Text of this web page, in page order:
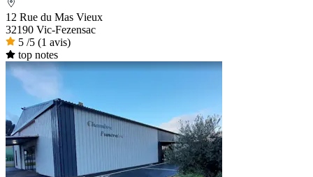
12 Rue du Mas Vieux
32190 Vic-Fezensac
5 /5 (1 avis)
top notes